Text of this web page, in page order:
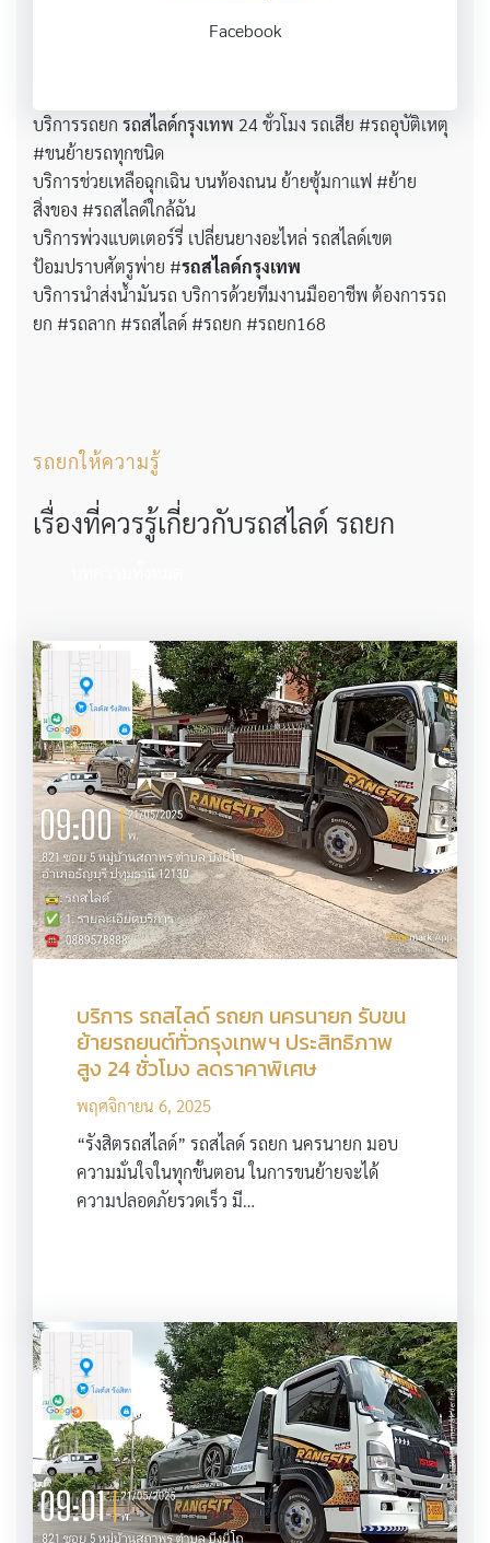
Facebook
บริการรถยก รถสไลด์กรุงเทพ 24 ชั่วโมง รถเสีย #รถอุบัติเหตุ
#ขนย้ายรถทุกชนิด
บริการช่วยเหลือฉุกเฉิน บนท้องถนน ย้ายซุ้มกาแฟ #ย้าย
สิ่งของ #รถสไลด์ใกล้ฉัน
บริการพ่วงแบตเตอร์รี่ เปลี่ยนยางอะไหล่ รถสไลด์เขต
ป้อมปราบศัตรูพ่าย #รถสไลด์กรุงเทพ
บริการนำส่งน้ำมันรถ บริการด้วยทีมงานมืออาชีพ ต้องการรถ
ยก #รถลาก #รถสไลด์ #รถยก #รถยก168
รถยกให้ความรู้
เรื่องที่ควรรู้เกี่ยวกับรถสไลด์ รถยก
บริการ รถสไลด์ รถยก นครนายก รับขน
ย้ายรถยนต์ทั่วกรุงเทพฯ ประสิทธิภาพ
สูง 24 ชั่วโมง ลดราคาพิเศษ
พฤศจิกายน 6, 2025
“รังสิตรถสไลด์” รถสไลด์ รถยก นครนายก มอบ
ความมั่นใจในทุกขั้นตอน ในการขนย้ายจะได้
ความปลอดภัยรวดเร็ว มี…